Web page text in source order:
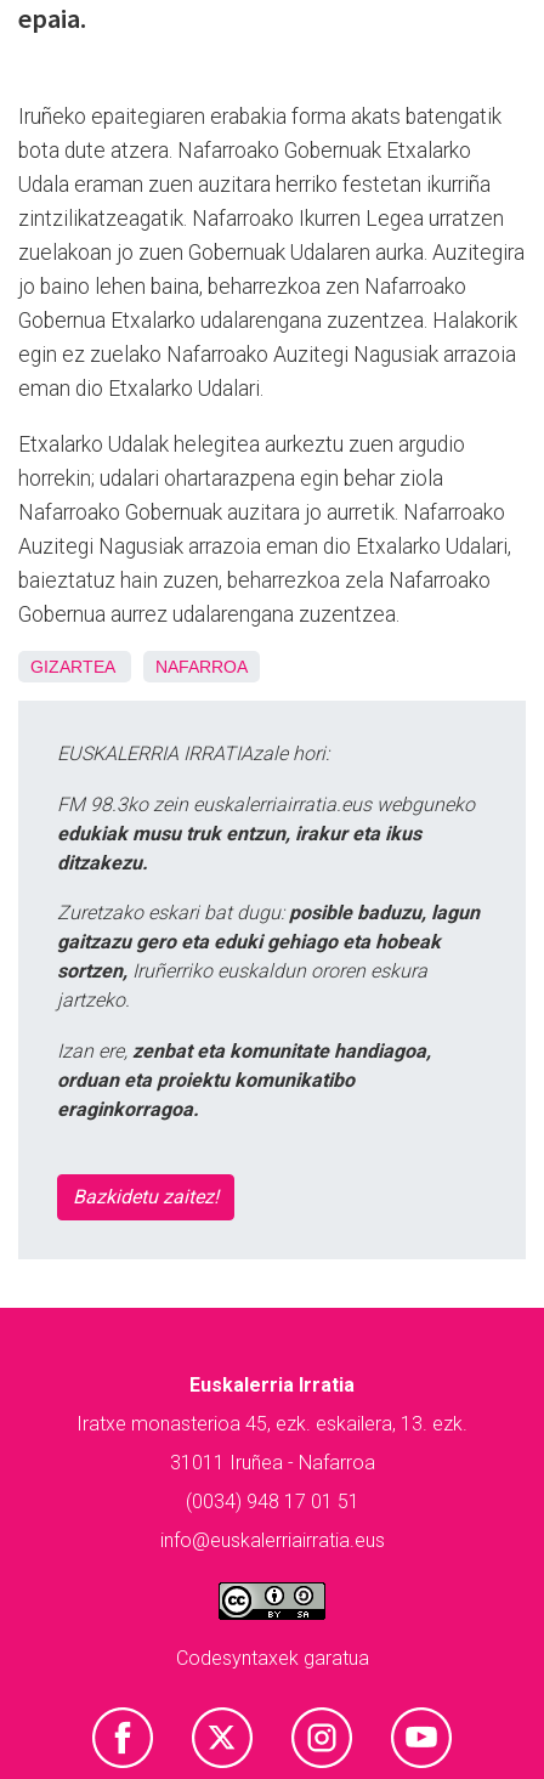
epaia.
Iruñeko epaitegiaren erabakia forma akats batengatik
bota dute atzera. Nafarroako Gobernuak Etxalarko
Udala eraman zuen auzitara herriko festetan ikurriña
zintzilikatzeagatik. Nafarroako Ikurren Legea urratzen
zuelakoan jo zuen Gobernuak Udalaren aurka. Auzitegira
jo baino lehen baina, beharrezkoa zen Nafarroako
Gobernua Etxalarko udalarengana zuzentzea. Halakorik
egin ez zuelako Nafarroako Auzitegi Nagusiak arrazoia
eman dio Etxalarko Udalari.
Etxalarko Udalak helegitea aurkeztu zuen argudio
horrekin; udalari ohartarazpena egin behar ziola
Nafarroako Gobernuak auzitara jo aurretik. Nafarroako
Auzitegi Nagusiak arrazoia eman dio Etxalarko Udalari,
baieztatuz hain zuzen, beharrezkoa zela Nafarroako
Gobernua aurrez udalarengana zuzentzea.
GIZARTEA NAFARROA
EUSKALERRIA IRRATIAzale hori:
FM 98.3ko zein euskalerriairratia.eus webguneko
edukiak musu truk entzun, irakur eta ikus
ditzakezu.
Zuretzako eskari bat dugu: posible baduzu, lagun
gaitzazu gero eta eduki gehiago eta hobeak
sortzen, Iruñerriko euskaldun ororen eskura
jartzeko.
Izan ere, zenbat eta komunitate handiagoa,
orduan eta proiektu komunikatibo
eraginkorragoa.
Bazkidetu zaitez!
Euskalerria Irratia
Iratxe monasterioa 45, ezk. eskailera, 13. ezk.
31011 Iruñea - Nafarroa
(0034) 948 17 01 51
info@euskalerriairratia.eus
Codesyntaxek garatua